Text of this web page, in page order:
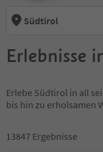
Südtirol
Erlebnisse
Erlebe Südtirol in all
bis hin zu erholsamen
13847 Ergebnisse